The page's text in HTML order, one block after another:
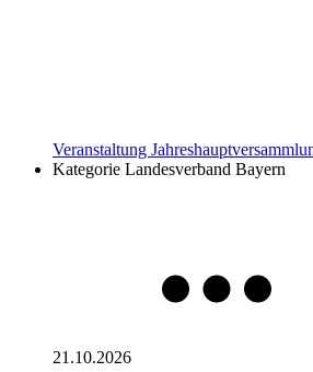
Veranstaltung
Kategorie Landesverband Bayern
21.10.2026